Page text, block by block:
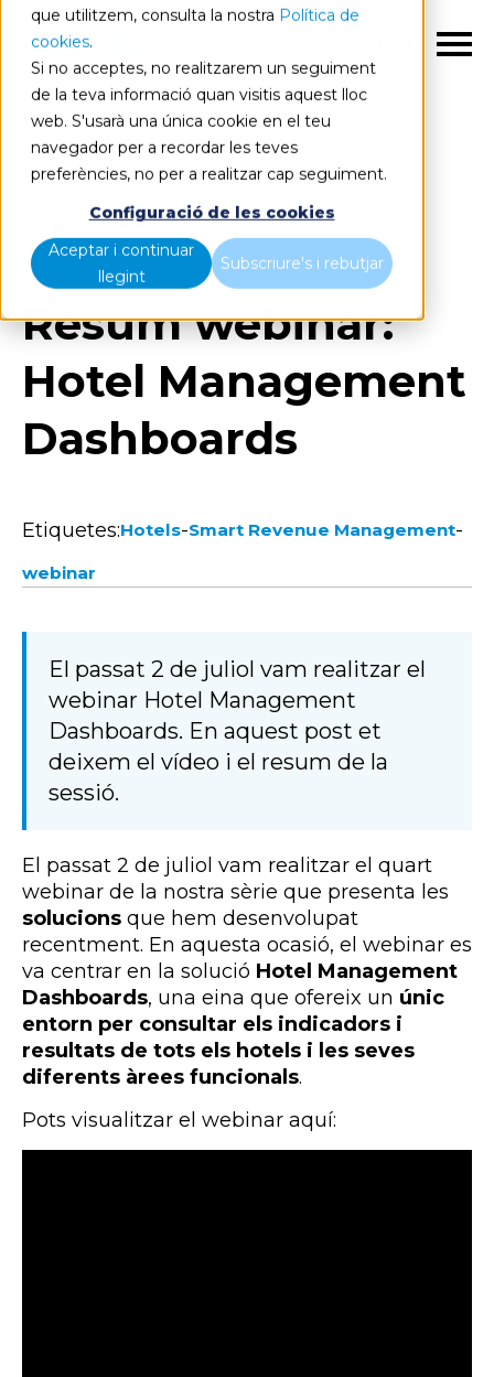
que utilitzem, consulta la nostra Política de
cookies.
Si no acceptes, no realitzarem un seguiment
de la teva informació quan visitis aquest lloc
web. S'usarà una única cookie en el teu
navegador per a recordar les teves
preferències, no per a realitzar cap seguiment.
Configuració de les cookies
Aceptar i continuar
llegint
Subscriure's i rebutjar
Blog Home
Resum webinar:
Hotel Management
Dashboards
Etiquetes:Hotels-Smart Revenue Management-
webinar
El passat 2 de juliol vam realitzar el
webinar Hotel Management
Dashboards. En aquest post et
deixem el vídeo i el resum de la
sessió.
El passat 2 de juliol vam realitzar el quart
webinar de la nostra sèrie que presenta les
solucions que hem desenvolupat
recentment. En aquesta ocasió, el webinar es
va centrar en la solució Hotel Management
Dashboards, una eina que ofereix un únic
entorn per consultar els indicadors i
resultats de tots els hotels i les seves
diferents àrees funcionals.
Pots visualitzar el webinar aquí: